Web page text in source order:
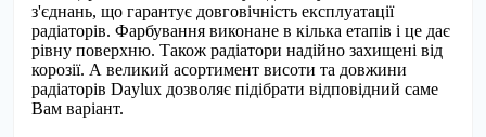
з'єднань, що гарантує довговічність експлуатації
радіаторів. Фарбування виконане в кілька етапів і це дає
рівну поверхню. Також радіатори надійно захищені від
корозії. А великий асортимент висоти та довжини
радіаторів Daylux дозволяє підібрати відповідний саме
Вам варіант.